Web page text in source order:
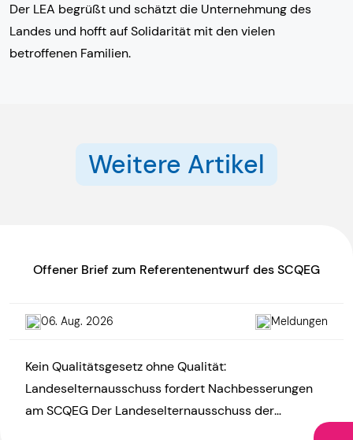
Der LEA begrüßt und schätzt die Unternehmung des
Landes und hofft auf Solidarität mit den vielen
betroffenen Familien.
Weitere Artikel
Offener Brief zum Referentenentwurf des SCQEG
06. Aug. 2026 Meldungen
Kein Qualitätsgesetz ohne Qualität:
Landeselternausschuss fordert Nachbesserungen
am SCQEG Der Landeselternausschuss der